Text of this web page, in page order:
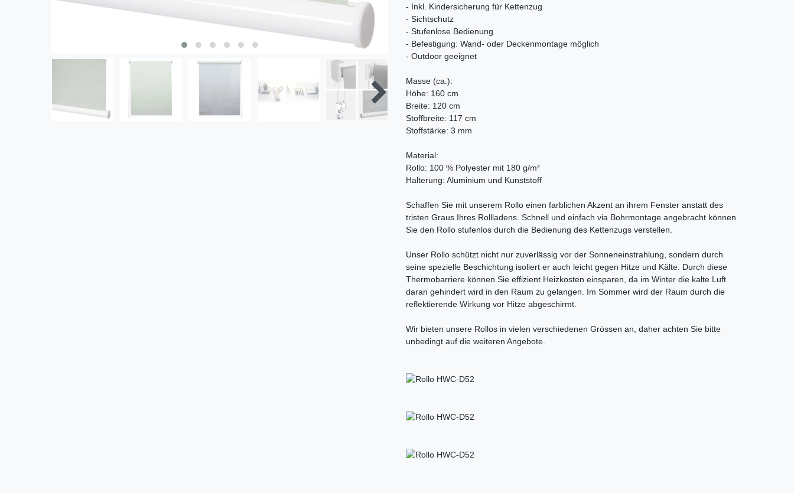
- Inkl. Kindersicherung für Kettenzug
- Sichtschutz
- Stufenlose Bedienung
- Befestigung: Wand- oder Deckenmontage möglich
- Outdoor geeignet
Masse (ca.):
Höhe: 160 cm
Breite: 120 cm
Stoffbreite: 117 cm
Stoffstärke: 3 mm
Material:
Rollo: 100 % Polyester mit 180 g/m²
Halterung: Aluminium und Kunststoff
Schaffen Sie mit unserem Rollo einen farblichen Akzent an ihrem Fenster anstatt des
tristen Graus Ihres Rollladens. Schnell und einfach via Bohrmontage angebracht können
Sie den Rollo stufenlos durch die Bedienung des Kettenzugs verstellen.
Unser Rollo schützt nicht nur zuverlässig vor der Sonneneinstrahlung, sondern durch
seine spezielle Beschichtung isoliert er auch leicht gegen Hitze und Kälte. Durch diese
Thermobarriere können Sie effizient Heizkosten einsparen, da im Winter die kalte Luft
daran gehindert wird in den Raum zu gelangen. Im Sommer wird der Raum durch die
reflektierende Wirkung vor Hitze abgeschirmt.
Wir bieten unsere Rollos in vielen verschiedenen Grössen an, daher achten Sie bitte
unbedingt auf die weiteren Angebote.